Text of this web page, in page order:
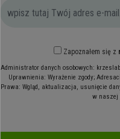
Zapoznałem się z
Administrator danych osobowych:
Uprawnienia: Wyrażenie zgody;
Prawa: Wgląd, aktualizacja, usunięcie
w naszej